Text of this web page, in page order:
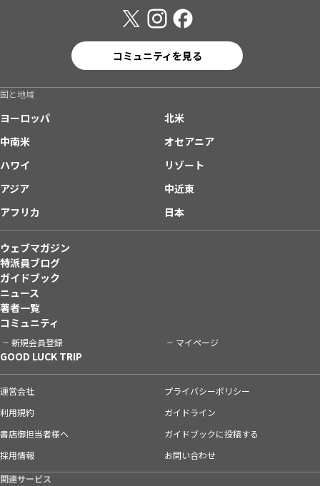
コミュニティを見る
国と地域
ヨーロッパ
北米
中南米
オセアニア
ハワイ
リゾート
アジア
中近東
アフリカ
日本
ウェブマガジン
特派員ブログ
ガイドブック
ニュース
著者一覧
コミュニティ
新規会員登録 マイページ
GOOD LUCK TRIP
運営会社
プライバシーポリシー
利用規約
ガイドライン
書店御担当者様へ
ガイドブックに投稿する
採用情報
お問い合わせ
関連サービス